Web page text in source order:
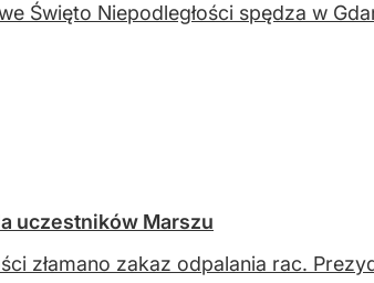
Święto Niepodległości spędza w
uczestników Marszu
złamano zakaz odpalania rac.